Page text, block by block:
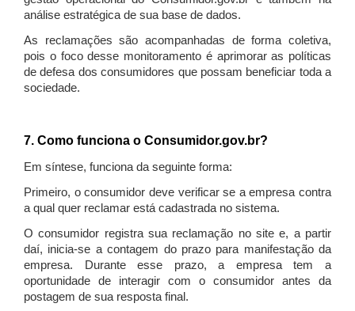
análise estratégica de sua base de dados.
As reclamações são acompanhadas de forma coletiva,
pois o foco desse monitoramento é aprimorar as políticas
de defesa dos consumidores que possam beneficiar toda a
sociedade.
7. Como funciona o Consumidor.gov.br?
Em síntese, funciona da seguinte forma:
Primeiro, o consumidor deve verificar se a empresa contra
a qual quer reclamar está cadastrada no sistema.
O consumidor registra sua reclamação no site e, a partir
daí, inicia-se a contagem do prazo para manifestação da
empresa. Durante esse prazo, a empresa tem a
oportunidade de interagir com o consumidor antes da
postagem de sua resposta final.